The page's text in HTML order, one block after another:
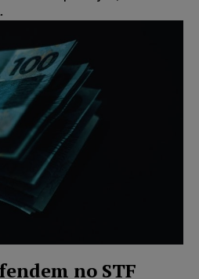
no STF